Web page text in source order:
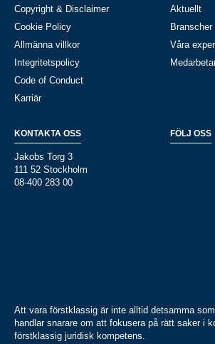
Copyright & Disclaimer
Cookie Policy
Allmänna villkor
Integritetspolicy
Code of Conduct
Karriär
Aktuellt
Branscher
Våra
KONTAKTA OSS
Jakobs Torg 3
111 52 Stockholm
08-400 283 00
FÖLJ OSS
Att vara förstklassig är inte alltid detsamma
handlar snarare om att fokusera på rätt saker i
förstklassig juridisk kompetens.